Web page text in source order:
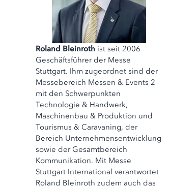
Roland Bleinroth ist seit 2006
Geschäftsführer der Messe
Stuttgart. Ihm zugeordnet sind der
Messebereich Messen & Events 2
mit den Schwerpunkten
Technologie & Handwerk,
Maschinenbau & Produktion und
Tourismus & Caravaning, der
Bereich Unternehmensentwicklung
sowie der Gesamtbereich
Kommunikation. Mit Messe
Stuttgart International verantwortet
Roland Bleinroth zudem auch das